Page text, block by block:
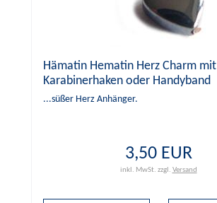
Hämatin Hematin Herz Charm mit
Karabinerhaken oder Handyband
...süßer Herz Anhänger.
3,50 EUR
inkl. MwSt. zzgl. Versand